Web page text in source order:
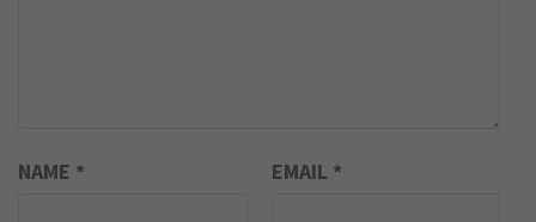
NAME * EMAIL *